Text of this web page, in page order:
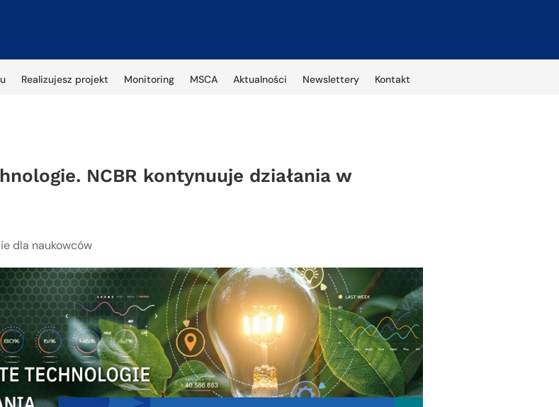
Realizujesz projekt Monitoring MSCA Aktualności Newslettery Kontakt
NCBR kontynuuje działania w
dla naukowców